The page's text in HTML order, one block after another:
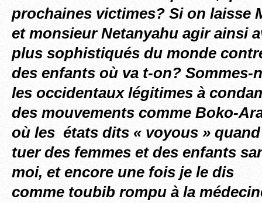
prochaines victimes? Si on laisse
et monsieur Netanyahu agir ainsi
plus sophistiqués du monde
des enfants où va t-on? Sommes-
les occidentaux légitimes à
des mouvements comme Boko-
où les états dits « voyous »
tuer des femmes et des enfants
moi, et encore une fois je le dis
comme toubib rompu à la